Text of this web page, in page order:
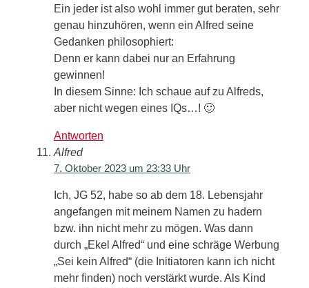
Ein jeder ist also wohl immer gut beraten, sehr
genau hinzuhören, wenn ein Alfred seine
Gedanken philosophiert:
Denn er kann dabei nur an Erfahrung
gewinnen!
In diesem Sinne: Ich schaue auf zu Alfreds,
aber nicht wegen eines IQs…! 🙂
Antworten
Alfred
7. Oktober 2023 um 23:33 Uhr
Ich, JG 52, habe so ab dem 18. Lebensjahr
angefangen mit meinem Namen zu hadern
bzw. ihn nicht mehr zu mögen. Was dann
durch „Ekel Alfred“ und eine schräge Werbung
„Sei kein Alfred“ (die Initiatoren kann ich nicht
mehr finden) noch verstärkt wurde. Als Kind